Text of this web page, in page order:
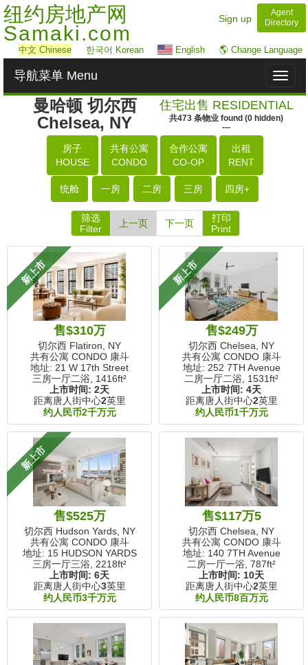
纽约房地产网
Samaki.com
Sign up
Agent
Directory
中文 Chinese 한국어 Korean English 🌎 Change Language
Toggle
导航菜单 Menu
曼哈顿 切尔西
Chelsea, NY
住宅出售 RESIDENTIAL
共473 条物业 found (0 hidden)
---
房子
HOUSE
共有公寓
CONDO
合作公寓
CO-OP
出租
RENT
统舱 一房 二房 三房 四房+
筛选
Filter
上一页 下一页
打印
Print
新上市
售$310万
切尔西 Flatiron, NY
共有公寓 CONDO 康斗
地址: 21 W 17th Street
三房一厅二浴, 1416ft²
上市时间: 2天
距离唐人街中心2英里
约人民币2千万元
新上市
售$249万
切尔西 Chelsea, NY
共有公寓 CONDO 康斗
地址: 252 7TH Avenue
二房一厅二浴, 1531ft²
上市时间: 4天
距离唐人街中心2英里
约人民币1千万元
新上市
售$525万
切尔西 Hudson Yards, NY
共有公寓 CONDO 康斗
地址: 15 HUDSON YARDS
三房一厅三浴, 2218ft²
上市时间: 6天
距离唐人街中心3英里
约人民币3千万元
售$117万5
切尔西 Chelsea, NY
共有公寓 CONDO 康斗
地址: 140 7TH Avenue
二房一厅一浴, 787ft²
上市时间: 10天
距离唐人街中心2英里
约人民币8百万元